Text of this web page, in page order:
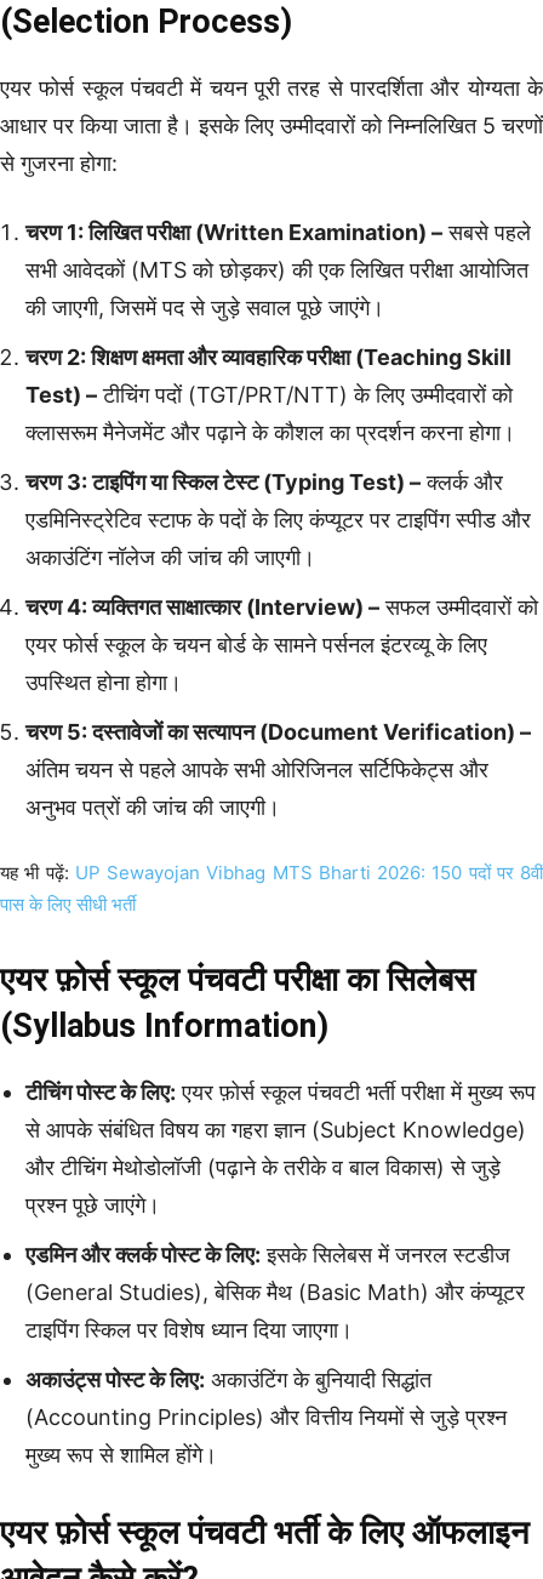
(Selection Process)
एयर फोर्स स्कूल पंचवटी में चयन पूरी तरह से पारदर्शिता और योग्यता के
आधार पर किया जाता है। इसके लिए उम्मीदवारों को निम्नलिखित 5 चरणों
से गुजरना होगा:
चरण 1: लिखित परीक्षा (Written Examination) –सबसे पहले
सभी आवेदकों (MTS को छोड़कर) की एक लिखित परीक्षा आयोजित
की जाएगी, जिसमें पद से जुड़े सवाल पूछे जाएंगे।
चरण 2: शिक्षण क्षमता और व्यावहारिक परीक्षा (Teaching Skill
Test) –टीचिंग पदों (TGT/PRT/NTT) के लिए उम्मीदवारों को
क्लासरूम मैनेजमेंट और पढ़ाने के कौशल का प्रदर्शन करना होगा।
चरण 3: टाइपिंग या स्किल टेस्ट (Typing Test) –क्लर्क और
एडमिनिस्ट्रेटिव स्टाफ के पदों के लिए कंप्यूटर पर टाइपिंग स्पीड और
अकाउंटिंग नॉलेज की जांच की जाएगी।
चरण 4: व्यक्तिगत साक्षात्कार (Interview) –सफल उम्मीदवारों को
एयर फोर्स स्कूल के चयन बोर्ड के सामने पर्सनल इंटरव्यू के लिए
उपस्थित होना होगा।
चरण 5: दस्तावेजों का सत्यापन (Document Verification) –
अंतिम चयन से पहले आपके सभी ओरिजिनल सर्टिफिकेट्स और
अनुभव पत्रों की जांच की जाएगी।
यह भी पढ़ें: UP Sewayojan Vibhag MTS Bharti 2026: 150 पदों पर 8वीं
पास के लिए सीधी भर्ती
एयर फ़ोर्स स्कूल पंचवटी परीक्षा का सिलेबस
(Syllabus Information)
टीचिंग पोस्ट के लिए: एयर फ़ोर्स स्कूल पंचवटी भर्ती परीक्षा में मुख्य रूप
से आपके संबंधित विषय का गहरा ज्ञान (Subject Knowledge)
और टीचिंग मेथोडोलॉजी (पढ़ाने के तरीके व बाल विकास) से जुड़े
प्रश्न पूछे जाएंगे।
एडमिन और क्लर्क पोस्ट के लिए: इसके सिलेबस में जनरल स्टडीज
(General Studies), बेसिक मैथ (Basic Math) और कंप्यूटर
टाइपिंग स्किल पर विशेष ध्यान दिया जाएगा।
अकाउंट्स पोस्ट के लिए: अकाउंटिंग के बुनियादी सिद्धांत
(Accounting Principles) और वित्तीय नियमों से जुड़े प्रश्न
मुख्य रूप से शामिल होंगे।
एयर फ़ोर्स स्कूल पंचवटी भर्ती के लिए ऑफलाइन